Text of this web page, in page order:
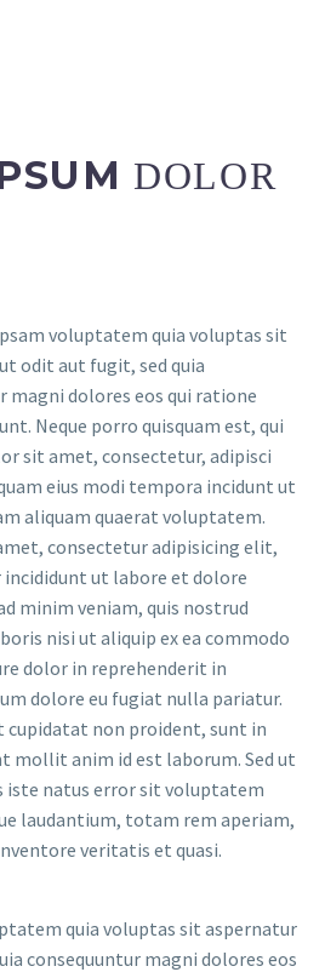
DOLOR
voluptatem quia voluptas sit
odit aut fugit, sed quia
magni dolores eos qui ratione
Neque porro quisquam est, qui
sit amet, consectetur, adipisci
eius modi tempora incidunt ut
aliquam quaerat voluptatem.
consectetur adipisicing elit,
incididunt ut labore et dolore
minim veniam, quis nostrud
nisi ut aliquip ex ea commodo
dolor in reprehenderit in
dolore eu fugiat nulla pariatur.
cupidatat non proident, sunt in
mollit anim id est laborum. Sed ut
iste natus error sit voluptatem
laudantium, totam rem aperiam,
veritatis et quasi.
quia voluptas sit aspernatur
consequuntur magni dolores eos